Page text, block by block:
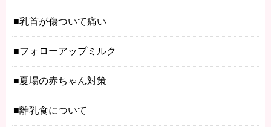
乳首が傷ついて痛い
フォローアップミルク
夏場の赤ちゃん対策
離乳食について